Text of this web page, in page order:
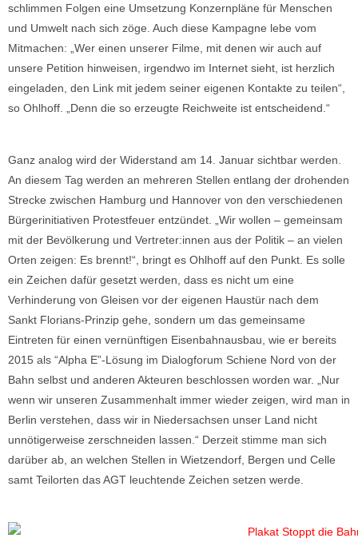
schlimmen Folgen eine Umsetzung Konzernpläne für Menschen
und Umwelt nach sich zöge. Auch diese Kampagne lebe vom
Mitmachen: „Wer einen unserer Filme, mit denen wir auch auf
unsere Petition hinweisen, irgendwo im Internet sieht, ist herzlich
eingeladen, den Link mit jedem seiner eigenen Kontakte zu teilen“,
so Ohlhoff. „Denn die so erzeugte Reichweite ist entscheidend.“
Ganz analog wird der Widerstand am 14. Januar sichtbar werden.
An diesem Tag werden an mehreren Stellen entlang der drohenden
Strecke zwischen Hamburg und Hannover von den verschiedenen
Bürgerinitiativen Protestfeuer entzündet. „Wir wollen – gemeinsam
mit der Bevölkerung und Vertreter:innen aus der Politik – an vielen
Orten zeigen: Es brennt!“, bringt es Ohlhoff auf den Punkt. Es solle
ein Zeichen dafür gesetzt werden, dass es nicht um eine
Verhinderung von Gleisen vor der eigenen Haustür nach dem
Sankt Florians-Prinzip gehe, sondern um das gemeinsame
Eintreten für einen vernünftigen Eisenbahnausbau, wie er bereits
2015 als “Alpha E”-Lösung im Dialogforum Schiene Nord von der
Bahn selbst und anderen Akteuren beschlossen worden war. „Nur
wenn wir unseren Zusammenhalt immer wieder zeigen, wird man in
Berlin verstehen, dass wir in Niedersachsen unser Land nicht
unnötigerweise zerschneiden lassen.“ Derzeit stimme man sich
darüber ab, an welchen Stellen in Wietzendorf, Bergen und Celle
samt Teilorten das AGT leuchtende Zeichen setzen werde.